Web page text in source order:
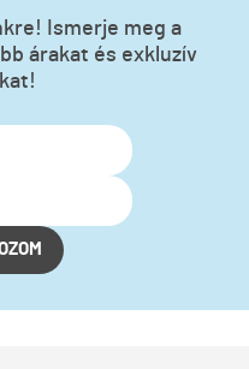
Ismerje meg a
árakat és exkluzív